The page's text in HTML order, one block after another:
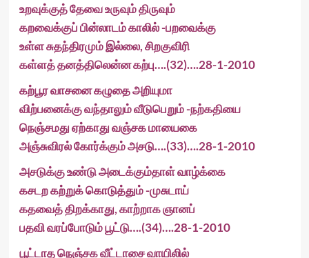
உறவுக்குத் தேவை உருவும் திருவும்
கறவைக்குப் பின்லாடம் காலில் -பறவைக்கு
உள்ள சுதந்திரமும் இல்லை, சிறகுவிரி
கள்ளத் தனத்திலென்ன கற்பு….(32)….28-1-2010
கற்பூர வாசனை கழுதை அறியுமா
விற்பனைக்கு வந்தாலும் வீடுபெறும் -நற்கதியை
நெஞ்சமது ஏற்காது வஞ்சக மாயைகை
அஞ்சுவிரல் கோர்க்கும் அசடு….(33)….28-1-2010
அசடுக்கு உண்டு அடைக்கும்தாள் வாழ்க்கை
கசடற கற்றுக் கொடுத்தும் -முசுடாய்
கதவைத் திறக்காது, காற்றாக ஞானப்
பதவி வரப்போடும் பூட்டு….(34)….28-1-2010
பூட்டாத நெஞ்சக வீட்டாசை வாயிலில்